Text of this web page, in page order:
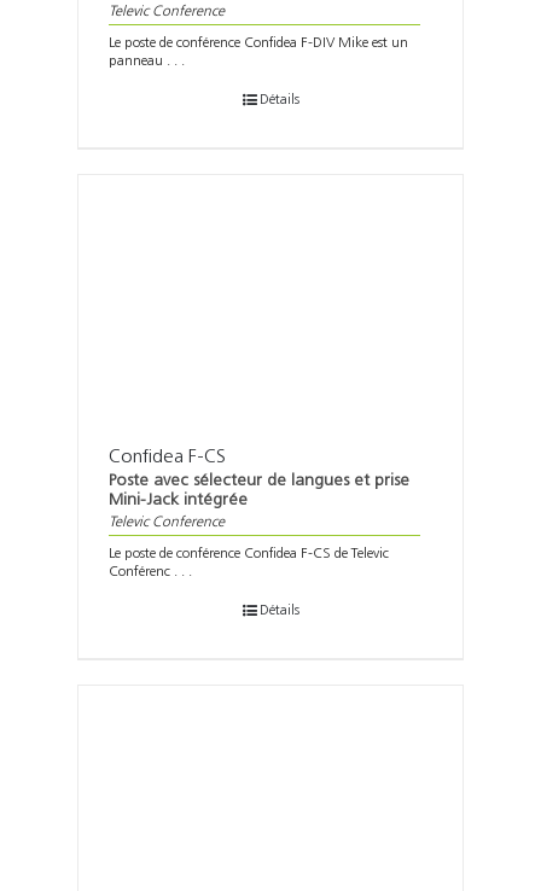
Televic Conference
Le poste de conférence Confidea F-DIV Mike est un
panneau . . .
Détails
Confidea F-CS
Poste avec sélecteur de langues et prise
Mini-Jack intégrée
Televic Conference
Le poste de conférence Confidea F-CS de Televic
Conférenc . . .
Détails